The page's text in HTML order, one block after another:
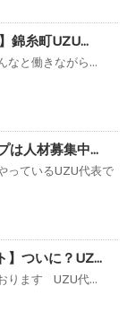
錦糸町UZU...
と働きながら...
は人材募集中...
っているUZU代表で
】ついに？UZ...
ります UZU代...